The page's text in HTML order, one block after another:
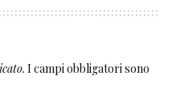
I campi obbligatori sono